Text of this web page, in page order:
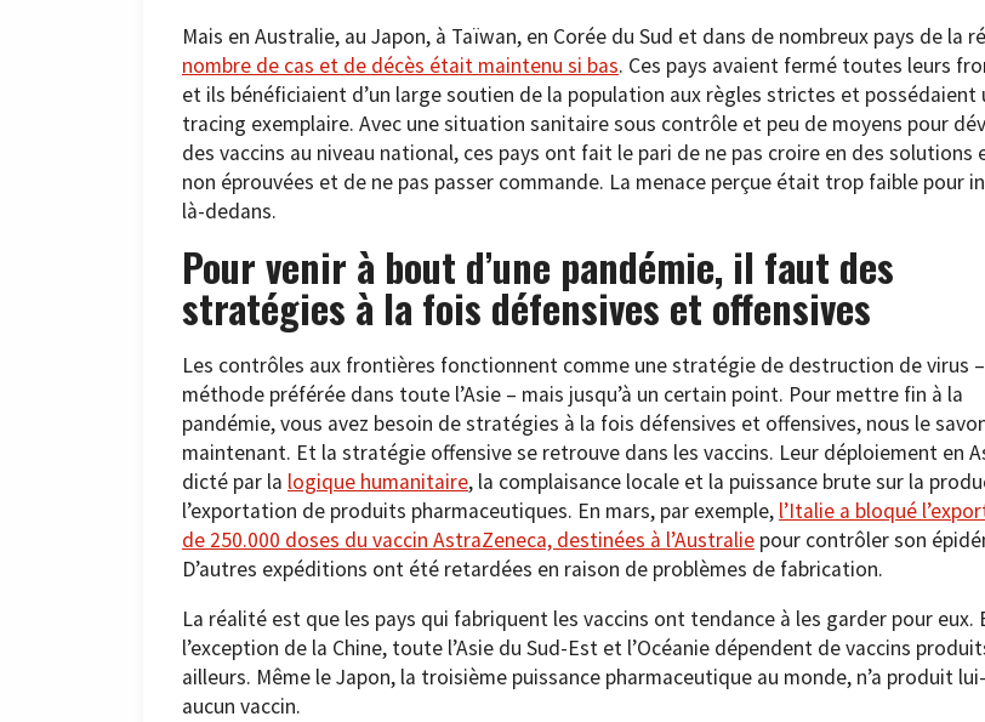
Mais en Australie, au Japon, à Taïwan, en Corée du Sud et dans de nombreux pays de la
nombre de cas et de décès était maintenu si bas. Ces pays avaient fermé toutes leurs
et ils bénéficiaient d’un large soutien de la population aux règles strictes et possédaient
tracing exemplaire. Avec une situation sanitaire sous contrôle et peu de moyens pour
des vaccins au niveau national, ces pays ont fait le pari de ne pas croire en des solutions
non éprouvées et de ne pas passer commande. La menace perçue était trop faible pour
là-dedans.
Pour venir à bout d’une pandémie, il faut des
stratégies à la fois défensives et offensives
Les contrôles aux frontières fonctionnent comme une stratégie de destruction de virus
méthode préférée dans toute l’Asie – mais jusqu’à un certain point. Pour mettre fin à la
pandémie, vous avez besoin de stratégies à la fois défensives et offensives, nous le
maintenant. Et la stratégie offensive se retrouve dans les vaccins. Leur déploiement en
dicté par la logique humanitaire, la complaisance locale et la puissance brute sur la
l’exportation de produits pharmaceutiques. En mars, par exemple, l’Italie a bloqué
de 250.000 doses du vaccin AstraZeneca, destinées à l’Australie pour contrôler son
D’autres expéditions ont été retardées en raison de problèmes de fabrication.
La réalité est que les pays qui fabriquent les vaccins ont tendance à les garder pour eux.
l’exception de la Chine, toute l’Asie du Sud-Est et l’Océanie dépendent de vaccins
ailleurs. Même le Japon, la troisième puissance pharmaceutique au monde, n’a produit
aucun vaccin.